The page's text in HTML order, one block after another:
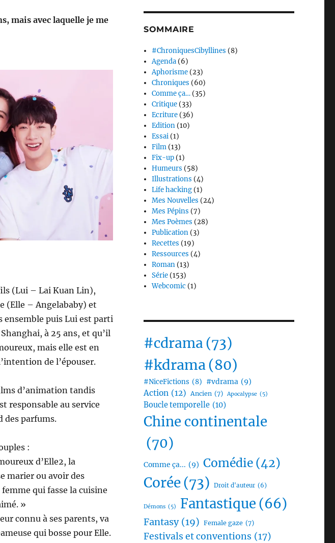
mais avec laquelle je me
(Lui – Lai Kuan Lin),
(Elle – Angelababy) et
ensemble puis Lui est parti
à 25 ans, et qu’il
mais elle est en
de l’épouser.
d’animation tandis
responsable au service
des parfums.
:
d’Elle2, la
marier ou avoir des
qui fasse la cuisine
»
connu à ses parents, va
qui bosse pour Elle.
SOMMAIRE
#ChroniquesCibyllines (8)
Agenda (6)
Aphorisme (23)
Chroniques (60)
Comme ça… (35)
Critique (33)
Ecriture (36)
Edition (10)
Essai (1)
Film (13)
Fix-up (1)
Humeurs (58)
Illustrations (4)
Life hacking (1)
Mes Nouvelles (24)
Mes Pépins (7)
Mes Poèmes (28)
Publication (3)
Recettes (19)
Ressources (4)
Roman (13)
Série (153)
Webcomic (1)
#cdrama (73)
#kdrama(80)
#NiceFictions (8) #vdrama (9)
Action (12) Ancien (7) Apocalypse (5)
Boucle temporelle (10)
Chine continentale
(70)
Comme ça... (9) Comédie (42)
Corée(73) Droit d'auteur (6)
Démons (5) Fantastique (66)
Fantasy (19) Female gaze (7)
Festivals et conventions (17)